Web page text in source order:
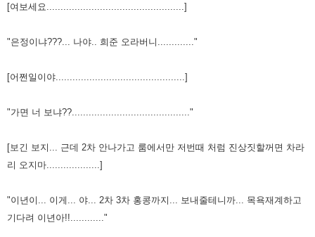
[여보세요.................................................]
"은정이냐???... 나야.. 희준 오라버니............."
[어쩐일이야..............................................]
"가면 너 보냐??.........................................."
[보긴 보지... 근데 2차 안나가고 룸에서만 저번때 처럼 진상짓할꺼면 차라
리 오지마...................]
"이년이... 이게... 야... 2차 3차 홍콩까지... 보내줄테니까... 목욕재계하고
기다려 이년아!!............"